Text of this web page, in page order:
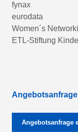
fynax
eurodata
Women´s
ETL-Stiftung
Angebotsanfrage
Angebotsanfrage